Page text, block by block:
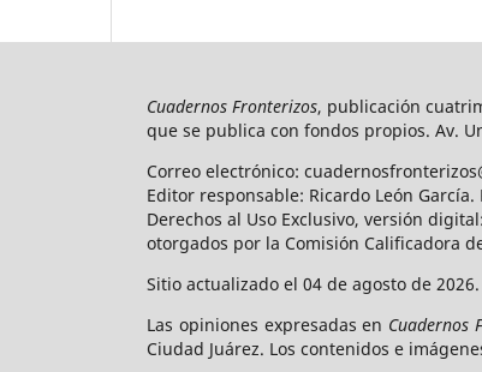
Cuadernos Fronterizos, publicación
que se publica con fondos propios. Av.
Correo electrónico:
Editor responsable: Ricardo León García.
Derechos al Uso Exclusivo, versión
otorgados por la Comisión Calificadora
Sitio actualizado el 04 de agosto de 2026.
Las opiniones expresadas en Cuadernos
Ciudad Juárez. Los contenidos e